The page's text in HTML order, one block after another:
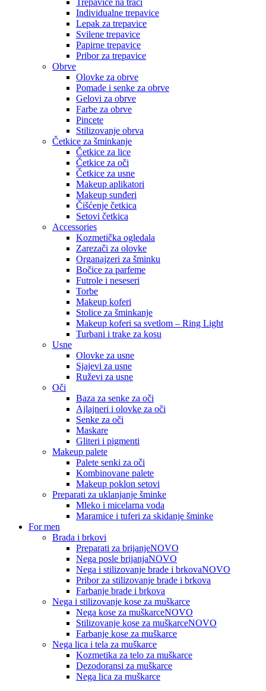
Trepavice na traci
Individualne trepavice
Lepak za trepavice
Svilene trepavice
Papirne trepavice
Pribor za trepavice
Obrve
Olovke za obrve
Pomade i senke za obrve
Gelovi za obrve
Farbe za obrve
Pincete
Stilizovanje obrva
Četkice za šminkanje
Četkice za lice
Četkice za oči
Četkice za usne
Makeup aplikatori
Makeup sunđeri
Čišćenje četkica
Setovi četkica
Accessories
Kozmetička ogledala
Zarezači za olovke
Organajzeri za šminku
Bočice za parfeme
Futrole i neseseri
Torbe
Makeup koferi
Stolice za šminkanje
Makeup koferi sa svetlom – Ring Light
Turbani i trake za kosu
Usne
Olovke za usne
Sjajevi za usne
Ruževi za usne
Oči
Baza za senke za oči
Ajlajneri i olovke za oči
Senke za oči
Maskare
Gliteri i pigmenti
Makeup palete
Palete senki za oči
Kombinovane palete
Makeup poklon setovi
Preparati za uklanjanje šminke
Mleko i micelarna voda
Maramice i tuferi za skidanje šminke
For men
Brada i brkovi
Preparati za brijanjeNOVO
Nega posle brijanjaNOVO
Nega i stilizovanje brade i brkovaNOVO
Pribor za stilizovanje brade i brkova
Farbanje brade i brkova
Nega i stilizovanje kose za muškarce
Nega kose za muškarceNOVO
Stilizovanje kose za muškarceNOVO
Farbanje kose za muškarce
Nega lica i tela za muškarce
Kozmetika za telo za muškarce
Dezodoransi za muškarce
Nega lica za muškarce